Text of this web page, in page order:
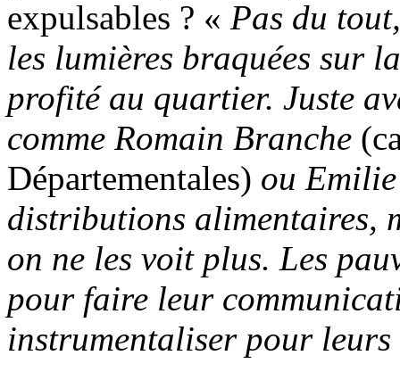
expulsables ? « Pas du tout,
les lumières braquées sur
profité au quartier. Juste
comme Romain Branche
Départementales) ou
distributions alimentaires,
on ne les voit plus. Les
pour faire leur
instrumentaliser pour